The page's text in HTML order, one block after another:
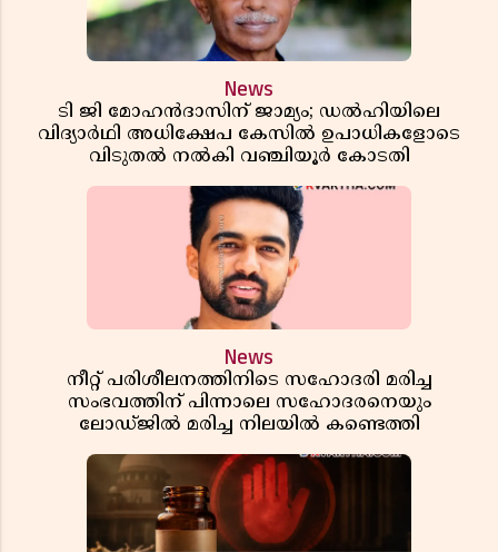
News
ടി ജി മോഹൻദാസിന് ജാമ്യം; ഡൽഹിയിലെ
വിദ്യാർഥി അധിക്ഷേപ കേസിൽ ഉപാധികളോടെ
വിടുതൽ നൽകി വഞ്ചിയൂർ കോടതി
News
നീറ്റ് പരിശീലനത്തിനിടെ സഹോദരി മരിച്ച
സംഭവത്തിന് പിന്നാലെ സഹോദരനെയും
ലോഡ്ജിൽ മരിച്ച നിലയിൽ കണ്ടെത്തി